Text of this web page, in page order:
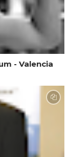
- Valencia